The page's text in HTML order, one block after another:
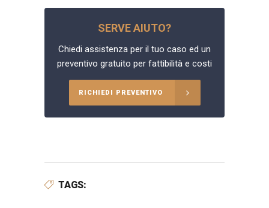
SERVE AIUTO?
Chiedi assistenza per il tuo caso ed un
preventivo gratuito per fattibilità e costi
RICHIEDI PREVENTIVO
TAGS: